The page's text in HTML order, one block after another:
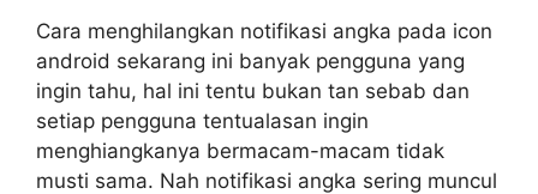
Cara menghilangkan notifikasi angka pada icon
android sekarang ini banyak pengguna yang
ingin tahu, hal ini tentu bukan tan sebab dan
setiap pengguna tentualasan ingin
menghiangkanya bermacam-macam tidak
musti sama. Nah notifikasi angka sering muncul